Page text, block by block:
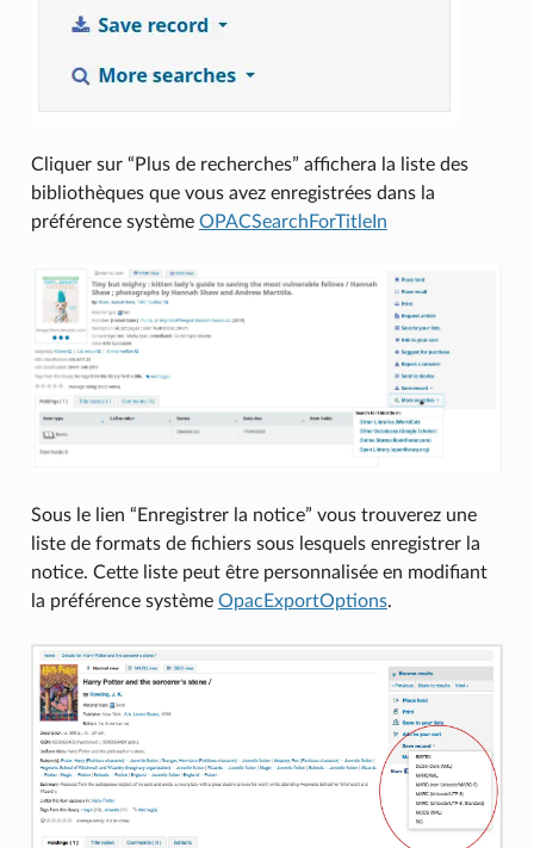
Cliquer sur “Plus de recherches” affichera la liste des
bibliothèques que vous avez enregistrées dans la
préférence système OPACSearchForTitleIn
Sous le lien “Enregistrer la notice” vous trouverez une
liste de formats de fichiers sous lesquels enregistrer la
notice. Cette liste peut être personnalisée en modifiant
la préférence système OpacExportOptions.